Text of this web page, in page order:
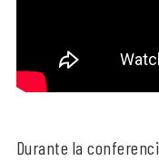
Durante la